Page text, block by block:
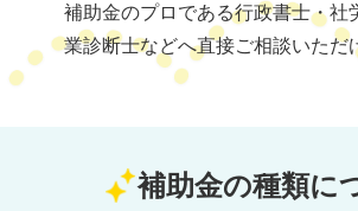
補助金のプロである行政書士・社
業診断士などへ直接ご相談いただ
補助金の種類に